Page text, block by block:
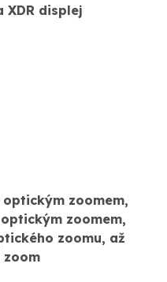
XDR displej
zoomem,
zoomem,
zoomu, až
zoom